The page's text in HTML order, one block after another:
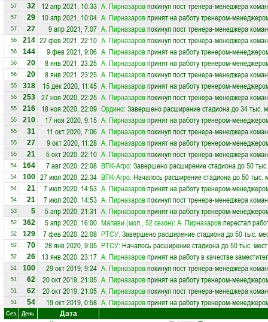
57 32 12 апр 2021, 10:33 А. Пирназаровпокинул пост тренера-менеджера
57 29 10 апр 2021, 10:04 А. Пирназаровпринят на работу тренером-
57 27 9 апр 2021, 7:07 А. Пирназаровпокинул пост тренера-менеджера
56 214 22 фев 2021, 22:10 А. Пирназаровпокинул пост тренера-менеджера
56 144 9 фев 2021, 9:06 А. Пирназаровпринят на работу тренером-
56 20 8 янв 2021, 23:25 А. Пирназаровпринят на работу тренером-
56 20 8 янв 2021, 23:25 А. Пирназаровпокинул пост тренера-менеджера
55 318 15 дек 2020, 11:45 А. Пирназаровпринят на работу тренером-
55 253 27 ноя 2020, 22:25 А. Пирназаровпокинул пост тренера-менеджера
55 216 18 ноя 2020, 22:09 Ордино: Завершено расширение стадиона до 34 тыс.
55 210 17 ноя 2020, 9:15 А. Пирназаровпринят на работу тренером-
55 31 11 окт 2020, 7:06 А. Пирназаровпокинул пост тренера-менеджера
55 27 9 окт 2020, 11:28 А. Пирназаровпринят на работу тренером-
55 21 5 окт 2020, 22:10 А. Пирназаровпокинул пост тренера-менеджера
54 164 7 авг 2020, 22:08 ВПК-Агро: Завершено расширение стадиона до 50
54 100 27 июл 2020, 22:34 ВПК-Агро: Началось расширение стадиона до 50 тыс.
54 21 7 июл 2020, 14:53 А. Пирназаровпринят на работу тренером-
54 21 7 июл 2020, 14:53 А. Пирназаровпокинул пост тренера-менеджера
53 5 5 апр 2020, 21:31 А. Пирназаровпринят на работу тренером-
52 362 5 апр 2020, 16:00 Малави (мол., 52 сезон): А. Пирназаровперестал
52 129 7 фев 2020, 22:08 РТСУ: Завершено расширение стадиона до 50 тыс.
52 70 28 янв 2020, 9:05 РТСУ: Началось расширение стадиона до 50 тыс. мест
52 26 13 янв 2020, 23:17 А. Пирназаровпринят на работу в качестве
51 100 29 окт 2019, 9:24 А. Пирназаровпокинул пост тренера-менеджера
51 62 20 окт 2019, 21:05 А. Пирназаровпринят на работу тренером-
51 62 20 окт 2019, 21:05 А. Пирназаровпокинул пост тренера-менеджера
51 54 19 окт 2019, 0:58 А. Пирназаровпринят на работу тренером-
Сез. День
Дата